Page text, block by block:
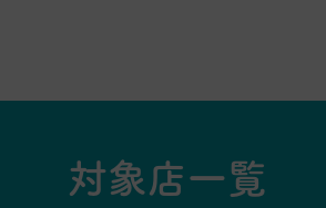
対象店一覧